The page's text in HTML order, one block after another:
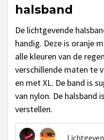
halsband
De lichtgevende
handig. Deze is oranje
alle kleuren van de
verschillende maten te
en met XL. De band is
van nylon. De halsband
verstellen.